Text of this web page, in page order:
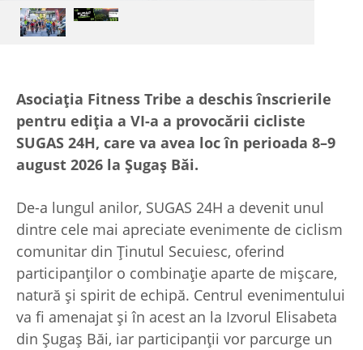
Asociația Fitness Tribe a deschis înscrierile
pentru ediția a VI-a a provocării cicliste
SUGAS 24H, care va avea loc în perioada 8–9
august 2026 la Șugaș Băi.
De-a lungul anilor, SUGAS 24H a devenit unul
dintre cele mai apreciate evenimente de ciclism
comunitar din Ținutul Secuiesc, oferind
participanților o combinație aparte de mișcare,
natură și spirit de echipă. Centrul evenimentului
va fi amenajat și în acest an la Izvorul Elisabeta
din Șugaș Băi, iar participanții vor parcurge un